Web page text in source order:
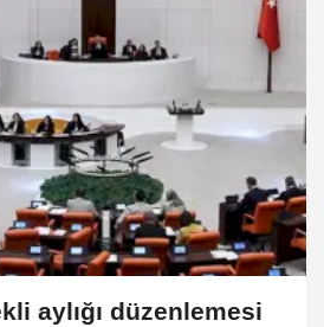
aylığı düzenlemesi